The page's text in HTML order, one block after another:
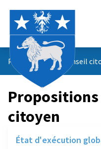
Propositions du conseil
citoyen
État d'exécution